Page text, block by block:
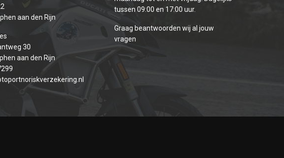
aan den Rijn
30
aan den Rijn
tussen 09:00 en 17:00 uur.
Graag beantwoorden wij al jouw
vragen